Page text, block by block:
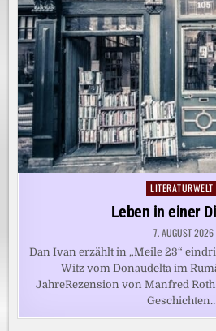
Posted
in
LITERATURWELT
Leben in einer
7. AUGUST 2026
Dan Ivan erzählt in „Meile 23“
Witz vom Donaudelta im
JahreRezension von Manfred